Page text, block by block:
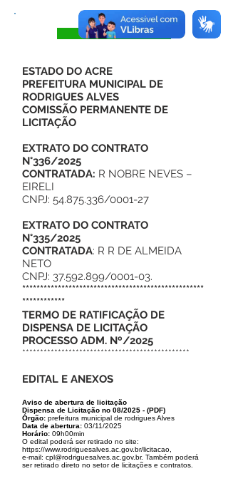
Visualizar
ESTADO DO ACRE
PREFEITURA MUNICIPAL DE
RODRIGUES ALVES
COMISSÃO PERMANENTE DE
LICITAÇÃO
EXTRATO DO CONTRATO
N°336/2025
CONTRATADA: R NOBRE NEVES –
EIRELI
CNPJ: 54.875.336/0001-27
EXTRATO DO CONTRATO
N°335/2025
CONTRATADA: R R DE ALMEIDA
NETO
CNPJ: 37.592.899/0001-03.
***************************************************
************
TERMO DE RATIFICAÇÃO DE
DISPENSA DE LICITAÇÃO
PROCESSO ADM. Nº/2025
***********************************************
EDITAL E ANEXOS
Aviso de abertura de licitação
Dispensa de Licitação no 08/2025 - (PDF)
Órgão: prefeitura municipal de rodrigues Alves
Data de abertura: 03/11/2025
Horário: 09h00min
O edital poderá ser retirado no site:
https://www.rodriguesalves.ac.gov.br/licitacao,
e-mail: cpl@rodriguesalves.ac.gov.br. Também poderá
ser retirado direto no setor de licitações e contratos.